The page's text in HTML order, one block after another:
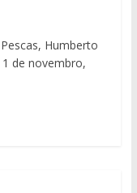
Humberto
de novembro,